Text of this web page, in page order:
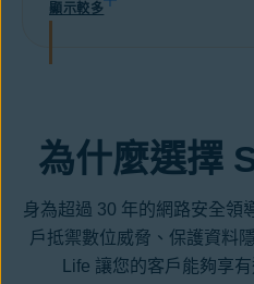
睡眠障礙 (78%) 等問題，都是螢幕
顯示較多
為什麼選擇
身為超過 30 年的網路安全領
戶抵禦數位威脅、保護資料
Life 讓您的客戶能夠享